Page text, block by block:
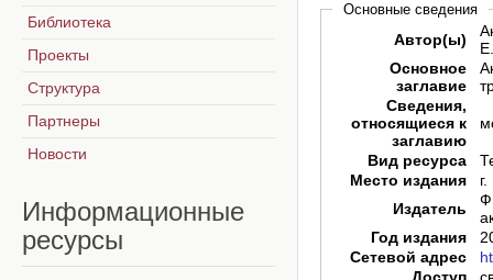
Основные сведения
Автор(ы)
Основное
заглавие
Сведения,
относящиеся к
заглавию
Вид ресурса
Место издания
Издатель
Год издания
Сетевой адрес
Библиотека
Проекты
Структура
Партнеры
Новости
Информационные
ресурсы